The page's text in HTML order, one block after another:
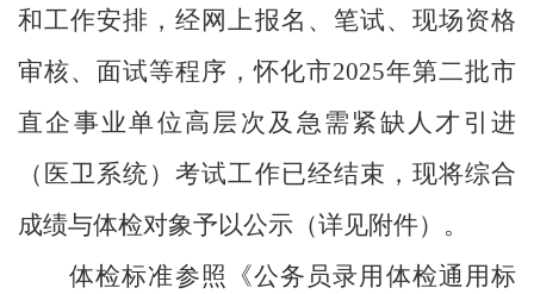
和工作安排，经网上报名、笔试、现场资格
审核、面试等程序，怀化市2025年第二批市
直企事业单位高层次及急需紧缺人才引进
（医卫系统）考试工作已经结束， 现将综合
成绩与体检对象予以公示（详见附件）。
体检标准参照《公务员录用体检通用标